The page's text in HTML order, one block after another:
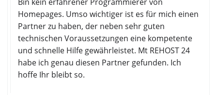
Homepages. Umso wichtiger ist es für mich einen
Partner zu haben, der neben sehr guten
technischen Voraussetzungen eine kompetente
und schnelle Hilfe gewährleistet. Mt REHOST 24
habe ich genau diesen Partner gefunden. Ich
hoffe Ihr bleibt so.